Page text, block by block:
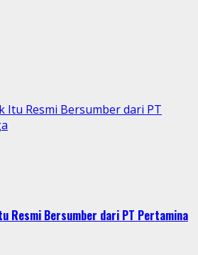
Itu Resmi Bersumber dari PT
Resmi Bersumber dari PT Pertamina